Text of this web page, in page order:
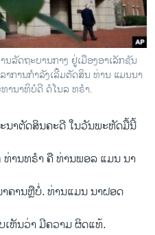
ລັດຖະບານກາງ ຢູ່ເມືອງອາເລັກຊັນ
າການກຳລັງເລີ້ມຕັດສິນ ທ່ານ ແມນນາ
ານາທິບໍດີ ດໍໂນລ ທຣໍາ.
ນາຕັດສິນຄະດີ ໃນວັນພະຫັດມື້ນີ້
ທ່ານທຣຳ ຄື ທ່ານພອລ ແມນ ນາ
ຄານຫຼືບໍ່. ທ່ານແມນ ນາຝອດ
ຫັນວ່າ ມີຄວາມ ຜິດແທ້.